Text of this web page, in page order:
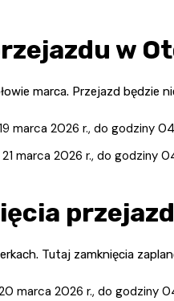
w
marca. Przejazd będzie
marca 2026 r., do godziny
marca 2026 r., do godziny
Tutaj zamknięcia
marca 2026 r., do godziny